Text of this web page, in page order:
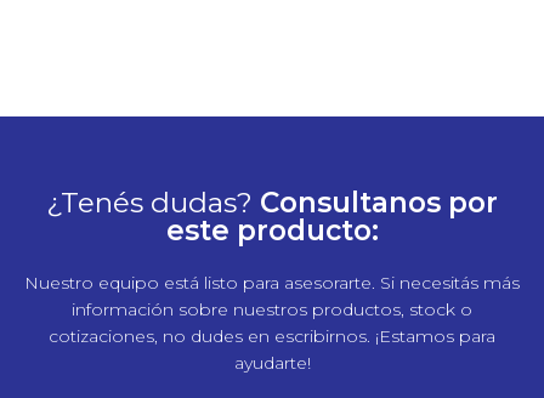
¿Tenés dudas? Consultanos por
este producto:
Nuestro equipo está listo para asesorarte. Si necesitás más
información sobre nuestros productos, stock o
cotizaciones, no dudes en escribirnos. ¡Estamos para
ayudarte!